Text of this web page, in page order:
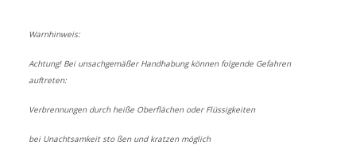
Warnhinweis:
Achtung! Bei unsachgemäßer Handhabung können folgende Gefahren
auftreten:
Verbrennungen durch heiße Oberflächen oder Flüssigkeiten
bei Unachtsamkeit sto ßen und kratzen möglich